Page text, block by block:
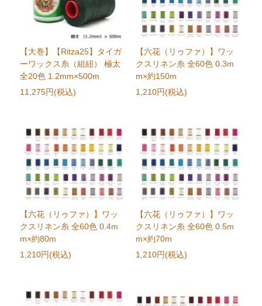
【大巻】【Ritza25】タイガ
ーワックス糸（組紐） 極太
全20色 1.2mm×500m
11,275円(税込)
【六花（リゥファ）】ワッ
クスリネン糸 全60色 0.3m
m×約150m
1,210円(税込)
【六花（リゥファ）】ワッ
クスリネン糸 全60色 0.4m
m×約80m
1,210円(税込)
【六花（リゥファ）】ワッ
クスリネン糸 全60色 0.5m
m×約70m
1,210円(税込)